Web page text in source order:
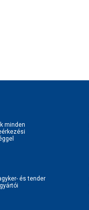
minden
és tender